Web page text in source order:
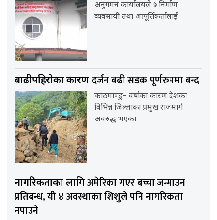
अनुगमन कार्यालयले ७ निर्माण
व्यवसायी तथा आपूर्तिकर्तालाई
बाढीपहिरोका कारणदर्जन बढी सडक पूर्णरुपमा बन्द
काठमाण्डु– वर्षाका कारण देशका
विभिन्न जिल्लाका प्रमुख राजमार्ग
अवरुद्ध भएका
नागरिकताका लागिअमेरिका गएर बच्चा जन्माउन
प्रतिबन्ध, यी ४ अवस्थाका शिशुले पनि नागरिकता
नपाउने